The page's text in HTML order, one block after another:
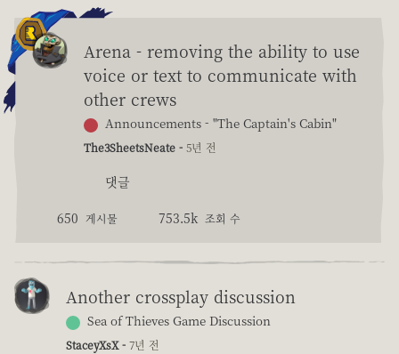
Arena - removing the ability to use
voice or text to communicate with
other crews
Announcements - "The Captain's Cabin"
The3SheetsNeate - 5년 전
댓글
650 게시물 753.5k 조회 수
Another crossplay discussion
Sea of Thieves Game Discussion
StaceyXsX - 7년 전